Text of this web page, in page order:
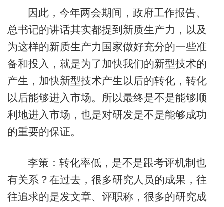
因此，今年两会期间，政府工作报告、
总书记的讲话其实都提到新质生产力，以及
为这样的新质生产力国家做好充分的一些准
备和投入，就是为了加快我们的新型技术的
产生，加快新型技术产生以后的转化，转化
以后能够进入市场。所以最终是不是能够顺
利地进入市场，也是对研发是不是能够成功
的重要的保证。
李策：转化率低，是不是跟考评机制也
有关系？在过去，很多研究人员的成果，往
往追求的是发文章、评职称，很多的研究成